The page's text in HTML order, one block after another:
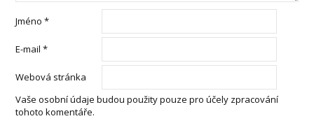
Jméno*
E-mail*
Webová stránka
Vaše osobní údaje budou použity pouze pro účely zpracování
tohoto komentáře.